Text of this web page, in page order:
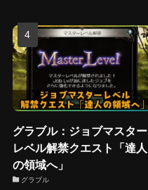
グラブル：ジョブマスター
レベル解禁クエスト「達人
の領域へ」
グラブル